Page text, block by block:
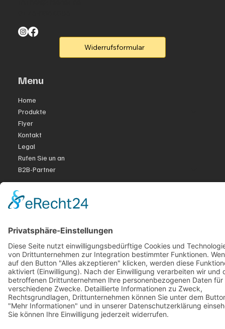
Widerrufsformular
Menu
Home
Produkte
Flyer
Kontakt
Legal
Rufen Sie un an
B2B-Partner
Legal
Datenschutzerklärung
Accessibility Statement